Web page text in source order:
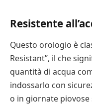
Resistente
Questo orologio è
Resistant”, il che
quantità di acqua
indossarlo con
o in giornate